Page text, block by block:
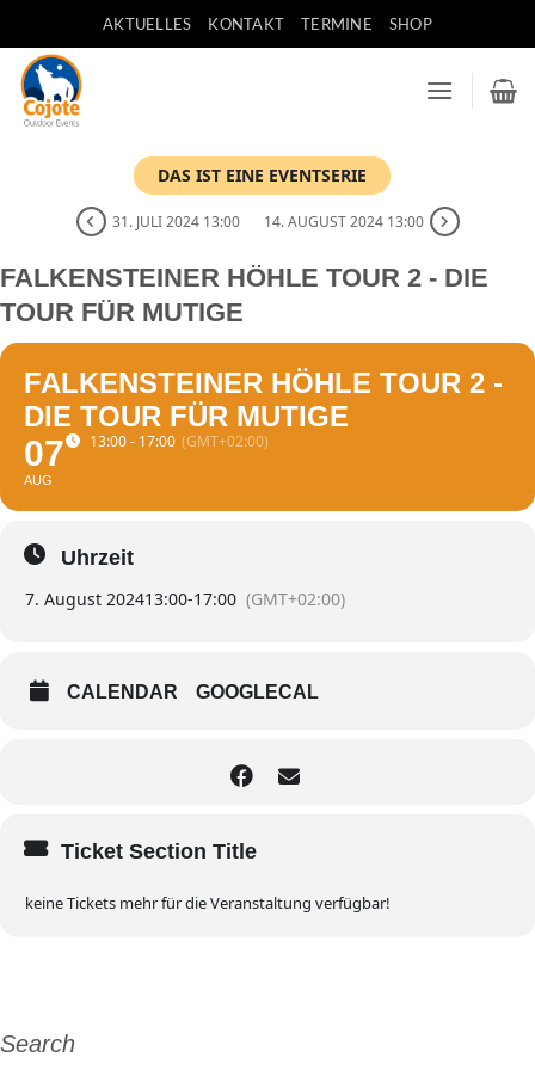
Inhalt
springen
AKTUELLES KONTAKT TERMINE SHOP
DAS IST EINE EVENTSERIE
31. JULI 2024 13:00 14. AUGUST 2024 13:00
FALKENSTEINER HÖHLE TOUR 2 - DIE
TOUR FÜR MUTIGE
FALKENSTEINER HÖHLE TOUR 2 -
DIE TOUR FÜR MUTIGE
07
AUG
13:00 - 17:00 (GMT+02:00)
Uhrzeit
7. August 202413:00-17:00 (GMT+02:00)
CALENDAR GOOGLECAL
Ticket Section Title
keine Tickets mehr für die Veranstaltung verfügbar!
Search